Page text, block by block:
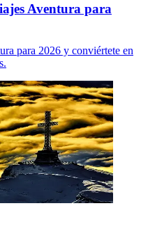
Aventura para
para 2026 y conviértete en